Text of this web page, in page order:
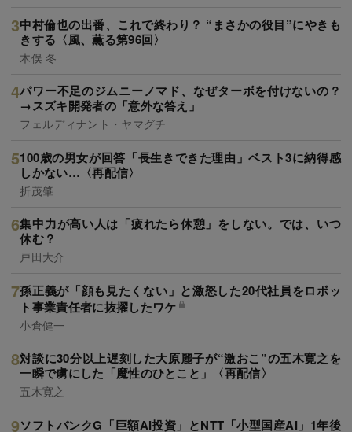
中村倫也の出番、これで終わり？ “まさかの役目”にやきも
きする〈風、薫る第96回〉
木俣 冬
パワー不足のジムニーノマド、なぜターボを付けないの？
→スズキ開発者の「意外な答え」
フェルディナント・ヤマグチ
100歳の男女が回答「長生きできた理由」ベスト3に納得感
しかない…〈再配信〉
折茂肇
集中力が高い人は「疲れたら休憩」をしない。では、いつ
休む？
戸田大介
孫正義が「顔も見たくない」と激怒した20代社員をロボッ
ト事業責任者に抜擢したワケ
小倉健一
対談に30分以上遅刻した大原麗子が“激おこ”の五木寛之を
一瞬で虜にした「魔性のひとこと」〈再配信〉
五木寛之
ソフトバンクG「巨額AI投資」とNTT「小型国産AI」1年後